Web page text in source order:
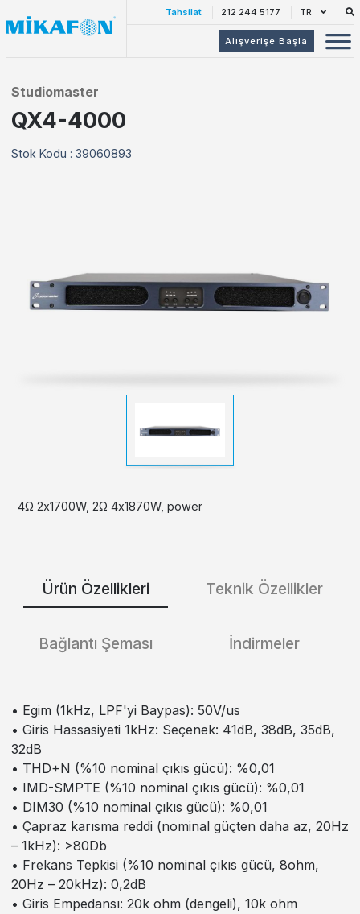
Tahsilat 212 244 5177 TR
Alışverişe Başla
Studiomaster
QX4-4000
Stok Kodu : 39060893
4Ω 2x1700W, 2Ω 4x1870W, power
Ürün Özellikleri Teknik Özellikler
Bağlantı Şeması İndirmeler
• Egim (1kHz, LPF'yi Baypas): 50V/us
• Giris Hassasiyeti 1kHz: Seçenek: 41dB, 38dB, 35dB,
32dB
• THD+N (%10 nominal çıkıs gücü): %0,01
• IMD-SMPTE (%10 nominal çıkıs gücü): %0,01
• DIM30 (%10 nominal çıkıs gücü): %0,01
• Çapraz karısma reddi (nominal güçten daha az, 20Hz
– 1kHz): >80Db
• Frekans Tepkisi (%10 nominal çıkıs gücü, 8ohm,
20Hz – 20kHz): 0,2dB
• Giris Empedansı: 20k ohm (dengeli), 10k ohm